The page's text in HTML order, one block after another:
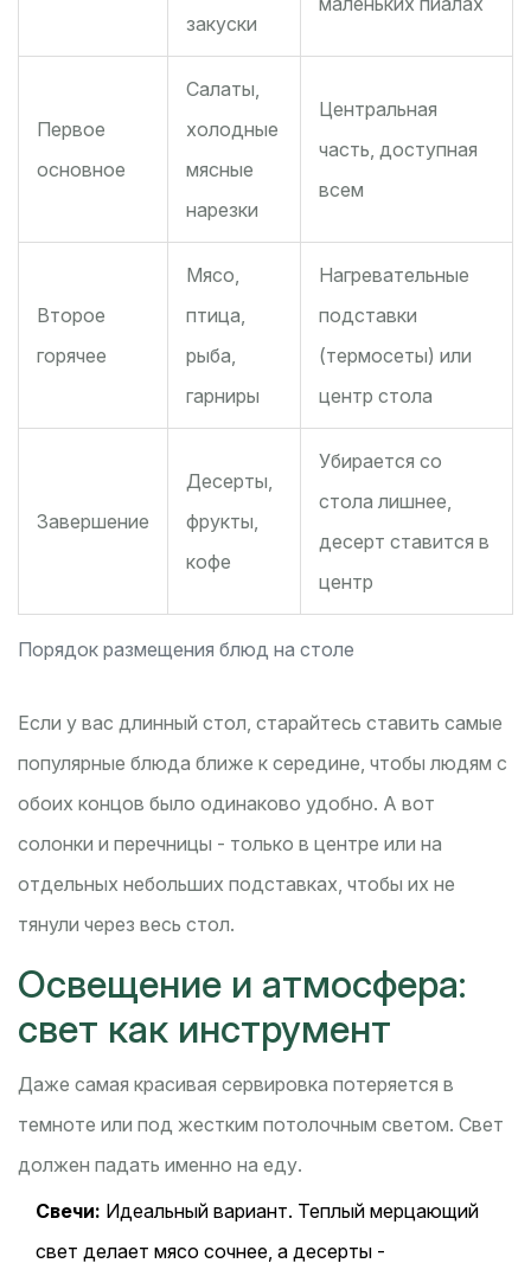
Порядок размещения блюд на столе
закуски
Первое
основное
Салаты,
холодные
мясные
нарезки
Центральная
часть, доступная
всем
Второе
горячее
Мясо,
птица,
рыба,
гарниры
Нагревательные
подставки
(термосеты) или
центр стола
Завершение
Десерты,
фрукты,
кофе
Убирается со
стола лишнее,
десерт ставится в
центр
Если у вас длинный стол, старайтесь ставить самые
популярные блюда ближе к середине, чтобы людям с
обоих концов было одинаково удобно. А вот
солонки и перечницы - только в центре или на
отдельных небольших подставках, чтобы их не
тянули через весь стол.
Освещение и атмосфера:
свет как инструмент
Даже самая красивая сервировка потеряется в
темноте или под жестким потолочным светом. Свет
должен падать именно на еду.
Свечи: Идеальный вариант. Теплый мерцающий
свет делает мясо сочнее, а десерты -